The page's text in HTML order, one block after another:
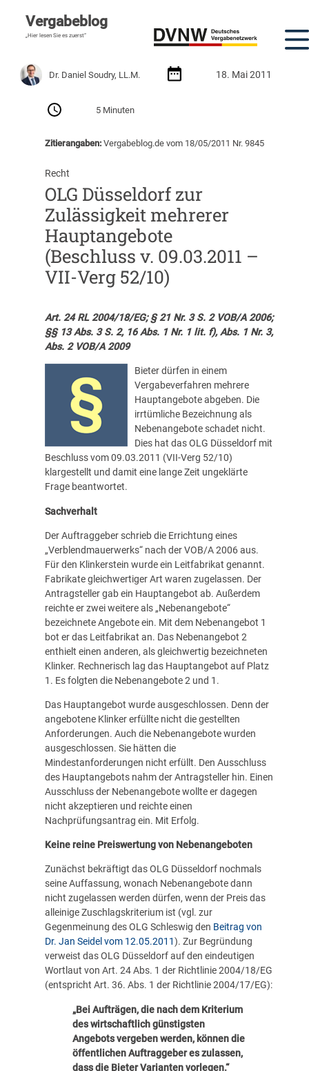
Vergabeblog
„Hier lesen Sie es zuerst“
Dr. Daniel Soudry, LL.M. 18. Mai 2011
5 Minuten
Zitierangaben:Vergabeblog.de vom 18/05/2011 Nr. 9845
Recht
OLG Düsseldorf zur
Zulässigkeit mehrerer
Hauptangebote
(Beschluss v. 09.03.2011 –
VII-Verg 52/10)
Art. 24 RL 2004/18/EG; § 21 Nr. 3 S. 2 VOB/A 2006;
§§ 13 Abs. 3 S. 2, 16 Abs. 1 Nr. 1 lit. f), Abs. 1 Nr. 3,
Abs. 2 VOB/A 2009
Bieter dürfen in einem
Vergabeverfahren mehrere
Hauptangebote abgeben. Die
irrtümliche Bezeichnung als
Nebenangebote schadet nicht.
Dies hat das OLG Düsseldorf mit
Beschluss vom 09.03.2011 (VII-Verg 52/10)
klargestellt und damit eine lange Zeit ungeklärte
Frage beantwortet.
Sachverhalt
Der Auftraggeber schrieb die Errichtung eines
„Verblendmauerwerks“ nach der VOB/A 2006 aus.
Für den Klinkerstein wurde ein Leitfabrikat genannt.
Fabrikate gleichwertiger Art waren zugelassen. Der
Antragsteller gab ein Hauptangebot ab. Außerdem
reichte er zwei weitere als „Nebenangebote“
bezeichnete Angebote ein. Mit dem Nebenangebot 1
bot er das Leitfabrikat an. Das Nebenangebot 2
enthielt einen anderen, als gleichwertig bezeichneten
Klinker. Rechnerisch lag das Hauptangebot auf Platz
1. Es folgten die Nebenangebote 2 und 1.
Das Hauptangebot wurde ausgeschlossen. Denn der
angebotene Klinker erfüllte nicht die gestellten
Anforderungen. Auch die Nebenangebote wurden
ausgeschlossen. Sie hätten die
Mindestanforderungen nicht erfüllt. Den Ausschluss
des Hauptangebots nahm der Antragsteller hin. Einen
Ausschluss der Nebenangebote wollte er dagegen
nicht akzeptieren und reichte einen
Nachprüfungsantrag ein. Mit Erfolg.
Keine reine Preiswertung von Nebenangeboten
Zunächst bekräftigt das OLG Düsseldorf nochmals
seine Auffassung, wonach Nebenangebote dann
nicht zugelassen werden dürfen, wenn der Preis das
alleinige Zuschlagskriterium ist (vgl. zur
Gegenmeinung des OLG Schleswig den Beitrag von
Dr. Jan Seidel vom 12.05.2011). Zur Begründung
verweist das OLG Düsseldorf auf den eindeutigen
Wortlaut von Art. 24 Abs. 1 der Richtlinie 2004/18/EG
(entspricht Art. 36. Abs. 1 der Richtlinie 2004/17/EG):
„Bei Aufträgen, die nach dem Kriterium
des wirtschaftlich günstigsten
Angebots vergeben werden, können die
öffentlichen Auftraggeber es zulassen,
dass die Bieter Varianten vorlegen.“